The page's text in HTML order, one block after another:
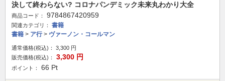
決して終わらない? コロナパンデミック未来丸わかり大全
商品コード： 9784867420959
関連カテゴリ：
書籍
書籍 > ア行> ヴァーノン・コールマン
通常価格(税込)： 3,300 円
販売価格(税込)：
3,300 円
ポイント： 66 Pt